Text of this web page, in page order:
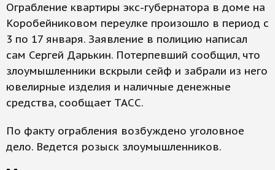
Ограбление квартиры экс-губернатора в доме на
Коробейниковом переулке произошло в период с
3 по 17 января. Заявление в полицию написал
сам Сергей Дарькин. Потерпевший сообщил, что
злоумышленники вскрыли сейф и забрали из него
ювелирные изделия и наличные денежные
средства, сообщает ТАСС.
По факту ограбления возбуждено уголовное
дело. Ведется розыск злоумышленников.